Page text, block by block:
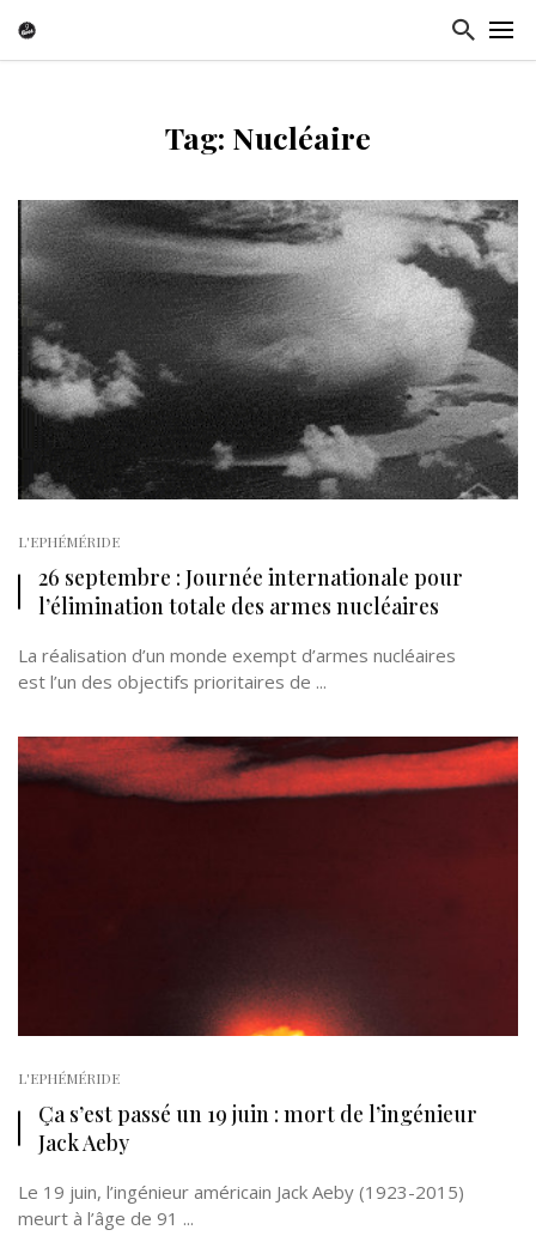
Tag: Nucléaire
L'EPHÉMÉRIDE
26 septembre : Journée internationale pour
l’élimination totale des armes nucléaires
La réalisation d’un monde exempt d’armes nucléaires
est l’un des objectifs prioritaires de ...
L'EPHÉMÉRIDE
Ça s’est passé un 19 juin : mort de l’ingénieur
Jack Aeby
Le 19 juin, l’ingénieur américain Jack Aeby (1923-2015)
meurt à l’âge de 91 ...